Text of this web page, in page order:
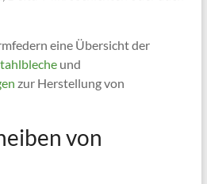
eine Übersicht der
und
zur Herstellung von
von